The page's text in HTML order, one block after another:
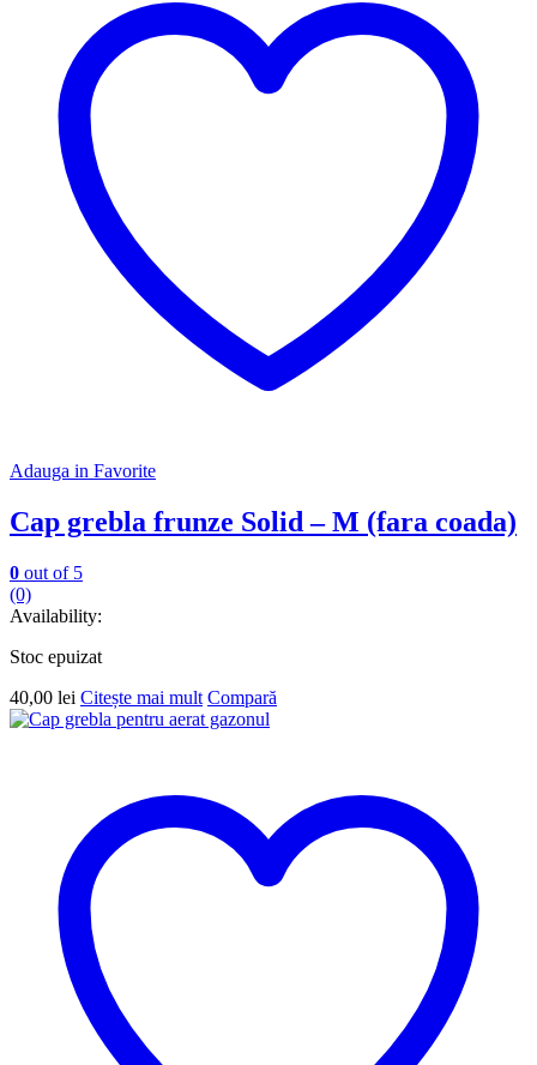
Adauga in Favorite
Cap grebla frunze Solid – M (fara coada)
0 out of 5
(0)
Availability:
Stoc epuizat
40,00 lei Citește mai mult Compară